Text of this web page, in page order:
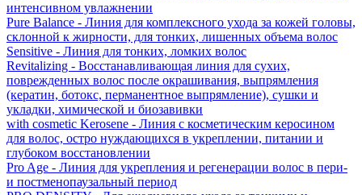
интенсивном увлажнении
Pure Balance - Линия для комплексного ухода за кожей головы,
склонной к жирности, для тонких, лишенных объема волос
Sensitive - Линия для тонких, ломких волос
Revitalizing - Восстанавливающая линия для сухих,
поврежденных волос после окрашивания, выпрямления
(кератин, ботокс, перманентное выпрямление), сушки и
укладки, химической и биозавивки
with cosmetic Kerosene - Линия с косметическим керосином
для волос, остро нуждающихся в укреплении, питании и
глубоком восстановлении
Pro Age - Линия для укрепления и регенерации волос в пери-
и постменопаузальный период